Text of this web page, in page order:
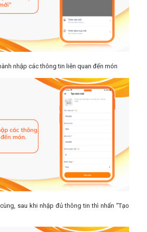
nhập các thông tin liên quan đến món
sau khi nhập đủ thông tin thì nhấn “Tạo